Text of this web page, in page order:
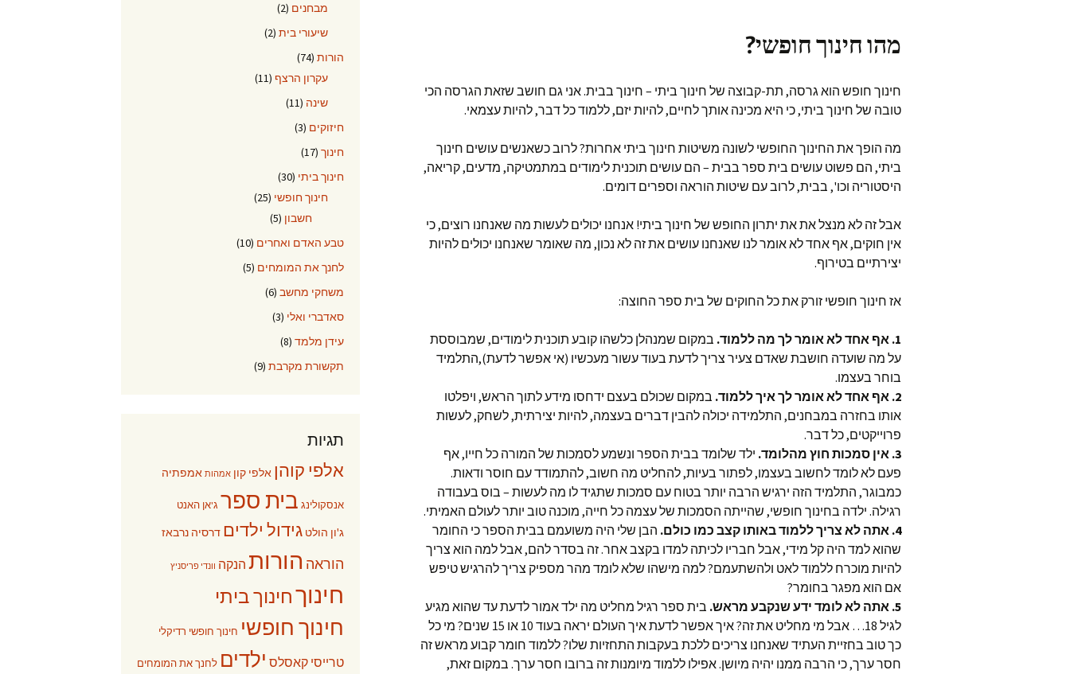
מהו חינוך חופשי?
חינוך חופש הוא גרסה, תת-קבוצה של חינוך ביתי – חינוך בבית. אני גם חושב שזאת הגרסה הכי
טובה של חינוך ביתי, כי היא מכינה אותך לחיים, להיות יזם, ללמוד כל דבר, להיות עצמאי.
מה הופך את החינוך החופשי לשונה משיטות חינוך ביתי אחרות? לרוב כשאנשים עושים חינוך
ביתי, הם פשוט עושים בית ספר בבית – הם עושים תוכנית לימודים במתמטיקה, מדעים, קריאה,
היסטוריה וכו', בבית, לרוב עם שיטות הוראה וספרים דומים.
אבל זה לא מנצל את את יתרון החופש של חינוך ביתי! אנחנו יכולים לעשות מה שאנחנו רוצים, כי
אין חוקים, אף אחד לא אומר לנו שאנחנו עושים את זה לא נכון, מה שאומר שאנחנו יכולים להיות
יצירתיים בטירוף.
אז חינוך חופשי זורק את כל החוקים של בית ספר החוצה:
1. אף אחד לא אומר לך מה ללמוד.
במקום שמנהלן כלשהו קובע תוכנית לימודים, שמבוססת
על מה שועדה חושבת שאדם צעיר צריך לדעת בעוד עשור מעכשיו (אי אפשר לדעת),התלמיד
בוחר בעצמו.
2. אף אחד לא אומר לך איך ללמוד. במקום שכולם בעצם ידחסו מידע לתוך הראש, ויפלטו
אותו בחזרה במבחנים, התלמידה יכולה להבין דברים בעצמה, להיות יצירתית, לשחק, לעשות
פרוייקטים, כל דבר.
3. אין סמכות חוץ מהלומד. ילד שלומד בבית הספר ונשמע לסמכות של המורה כל חייו, אף
פעם לא לומד לחשוב בעצמו, לפתור בעיות, להחליט מה חשוב, להתמודד עם חוסר ודאות.
כמבוגר, התלמיד הזה ירגיש הרבה יותר בטוח עם סמכות שתגיד לו מה לעשות – בוס בעבודה
רגילה. ילדה בחינוך חופשי, שהייתה הסמכות של עצמה כל חייה, מוכנה טוב יותר לעולם האמיתי.
4. אתה לא צריך ללמוד באותו קצב כמו כולם. הבן שלי היה משועמם בבית הספר כי החומר
שהוא למד היה קל מידי, אבל חבריו לכיתה למדו בקצב אחר. זה בסדר להם, אבל למה הוא צריך
להיות מוכרח ללמוד לאט ולהשתעמם? למה מישהו שלא לומד מהר מספיק צריך להרגיש טיפש
אם הוא מפגר בחומר?
5. אתה לא לומד ידע שנקבע מראש. בית ספר רגיל מחליט מה ילד אמור לדעת עד שהוא מגיע
לגיל 18… אבל מי מחליט את זה? איך אפשר לדעת איך העולם יראה בעוד 10 או 15 שנים? מי כל
כך טוב בחזיית העתיד שאנחנו צריכים ללכת בעקבות התחזיות שלו? ללמוד חומר קבוע מראש זה
חסר ערך, כי הרבה ממנו יהיה מיושן. אפילו ללמוד מיומנות זה ברובו חסר ערך. במקום זאת,
מבחנים (2)
שיעורי בית (2)
הורות (74)
עקרון הרצף (11)
שינה (11)
חיזוקים (3)
חינוך (17)
חינוך ביתי (30)
חינוך חופשי (25)
חשבון (5)
טבע האדם ואחרים (10)
לחנך את המומחים (5)
משחקי מחשב (6)
סאדברי ואלי (3)
עידן מלמד (8)
תקשורת מקרבת (9)
תגיות
אלפי קוהן אלפי קון אמהות אמפתיה
אנסקולינג בית ספר ג'אן האנט
ג'ון הולט גידול ילדים דרסיה נרבאז
הוראה הורות הנקה וונדי פריסניץ
חינוךחינוך ביתי
חינוך חופשי חינוך חופשי רדיקלי
טרייסי קאסלס ילדים לחנך את המומחים